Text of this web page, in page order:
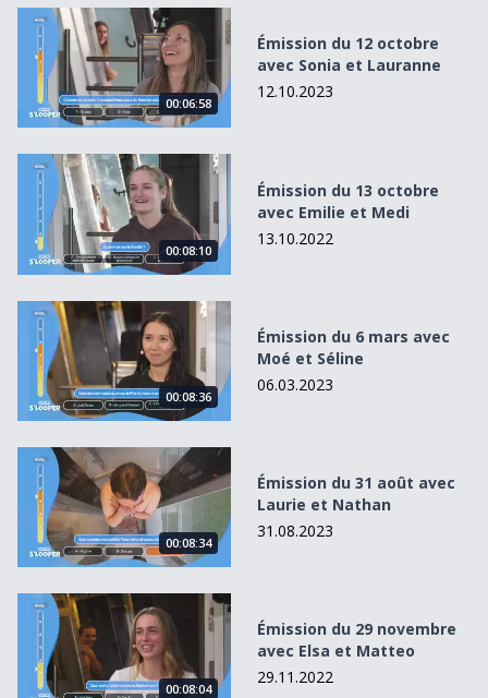
Émission du 12 octobre avec Sonia et Lauranne
00:06:58
Émission du 12 octobre
avec Sonia et Lauranne
12.10.2023
Émission du 13 octobre avec Emilie et Medi
00:08:10
Émission du 13 octobre
avec Emilie et Medi
13.10.2022
Émission du 6 mars avec Moé et Séline
00:08:36
Émission du 6 mars avec
Moé et Séline
06.03.2023
Émission du 31 août avec Laurie et Nathan
00:08:34
Émission du 31 août avec
Laurie et Nathan
31.08.2023
Émission du 29 novembre avec Elsa et Matteo
00:08:04
Émission du 29 novembre
avec Elsa et Matteo
29.11.2022